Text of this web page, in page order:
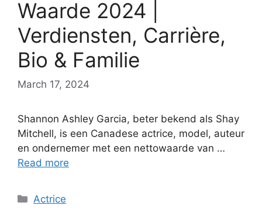
Waarde 2024 |
Verdiensten, Carrière,
Bio & Familie
March 17, 2024
Shannon Ashley Garcia, beter bekend als Shay
Mitchell, is een Canadese actrice, model, auteur
en ondernemer met een nettowaarde van …
Read more
Categories
Actrice